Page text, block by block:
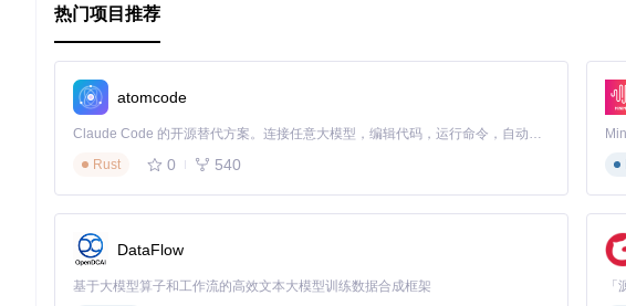
热门项目推荐
atomcode
Claude Code 的开源替代方案。连接任意大模型，编辑代码，运行命令，自动验证 — 全自动执行。用 Rust 构建，极致性能。 ｜ An open-source alternative to Claude Code. Connect any LLM, edit code, run commands, and verify changes — autonomously. Built in Rust for speed. Get Started
Rust
0 540
DataFlow
基于大模型算子和工作流的高效文本大模型训练数据合成框架